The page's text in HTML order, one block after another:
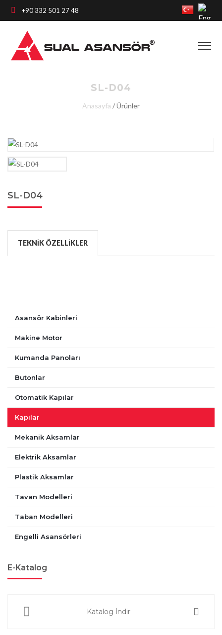
+90 332 501 27 48
SL-D04
Anasayfa /Ürünler
SL-D04
TEKNIK ÖZELLIKLER
Asansör Kabinleri
Makine Motor
Kumanda Panoları
Butonlar
Otomatik Kapılar
Kapılar
Mekanik Aksamlar
Elektrik Aksamlar
Plastik Aksamlar
Tavan Modelleri
Taban Modelleri
Engelli Asansörleri
E-Katalog
Katalog İndir